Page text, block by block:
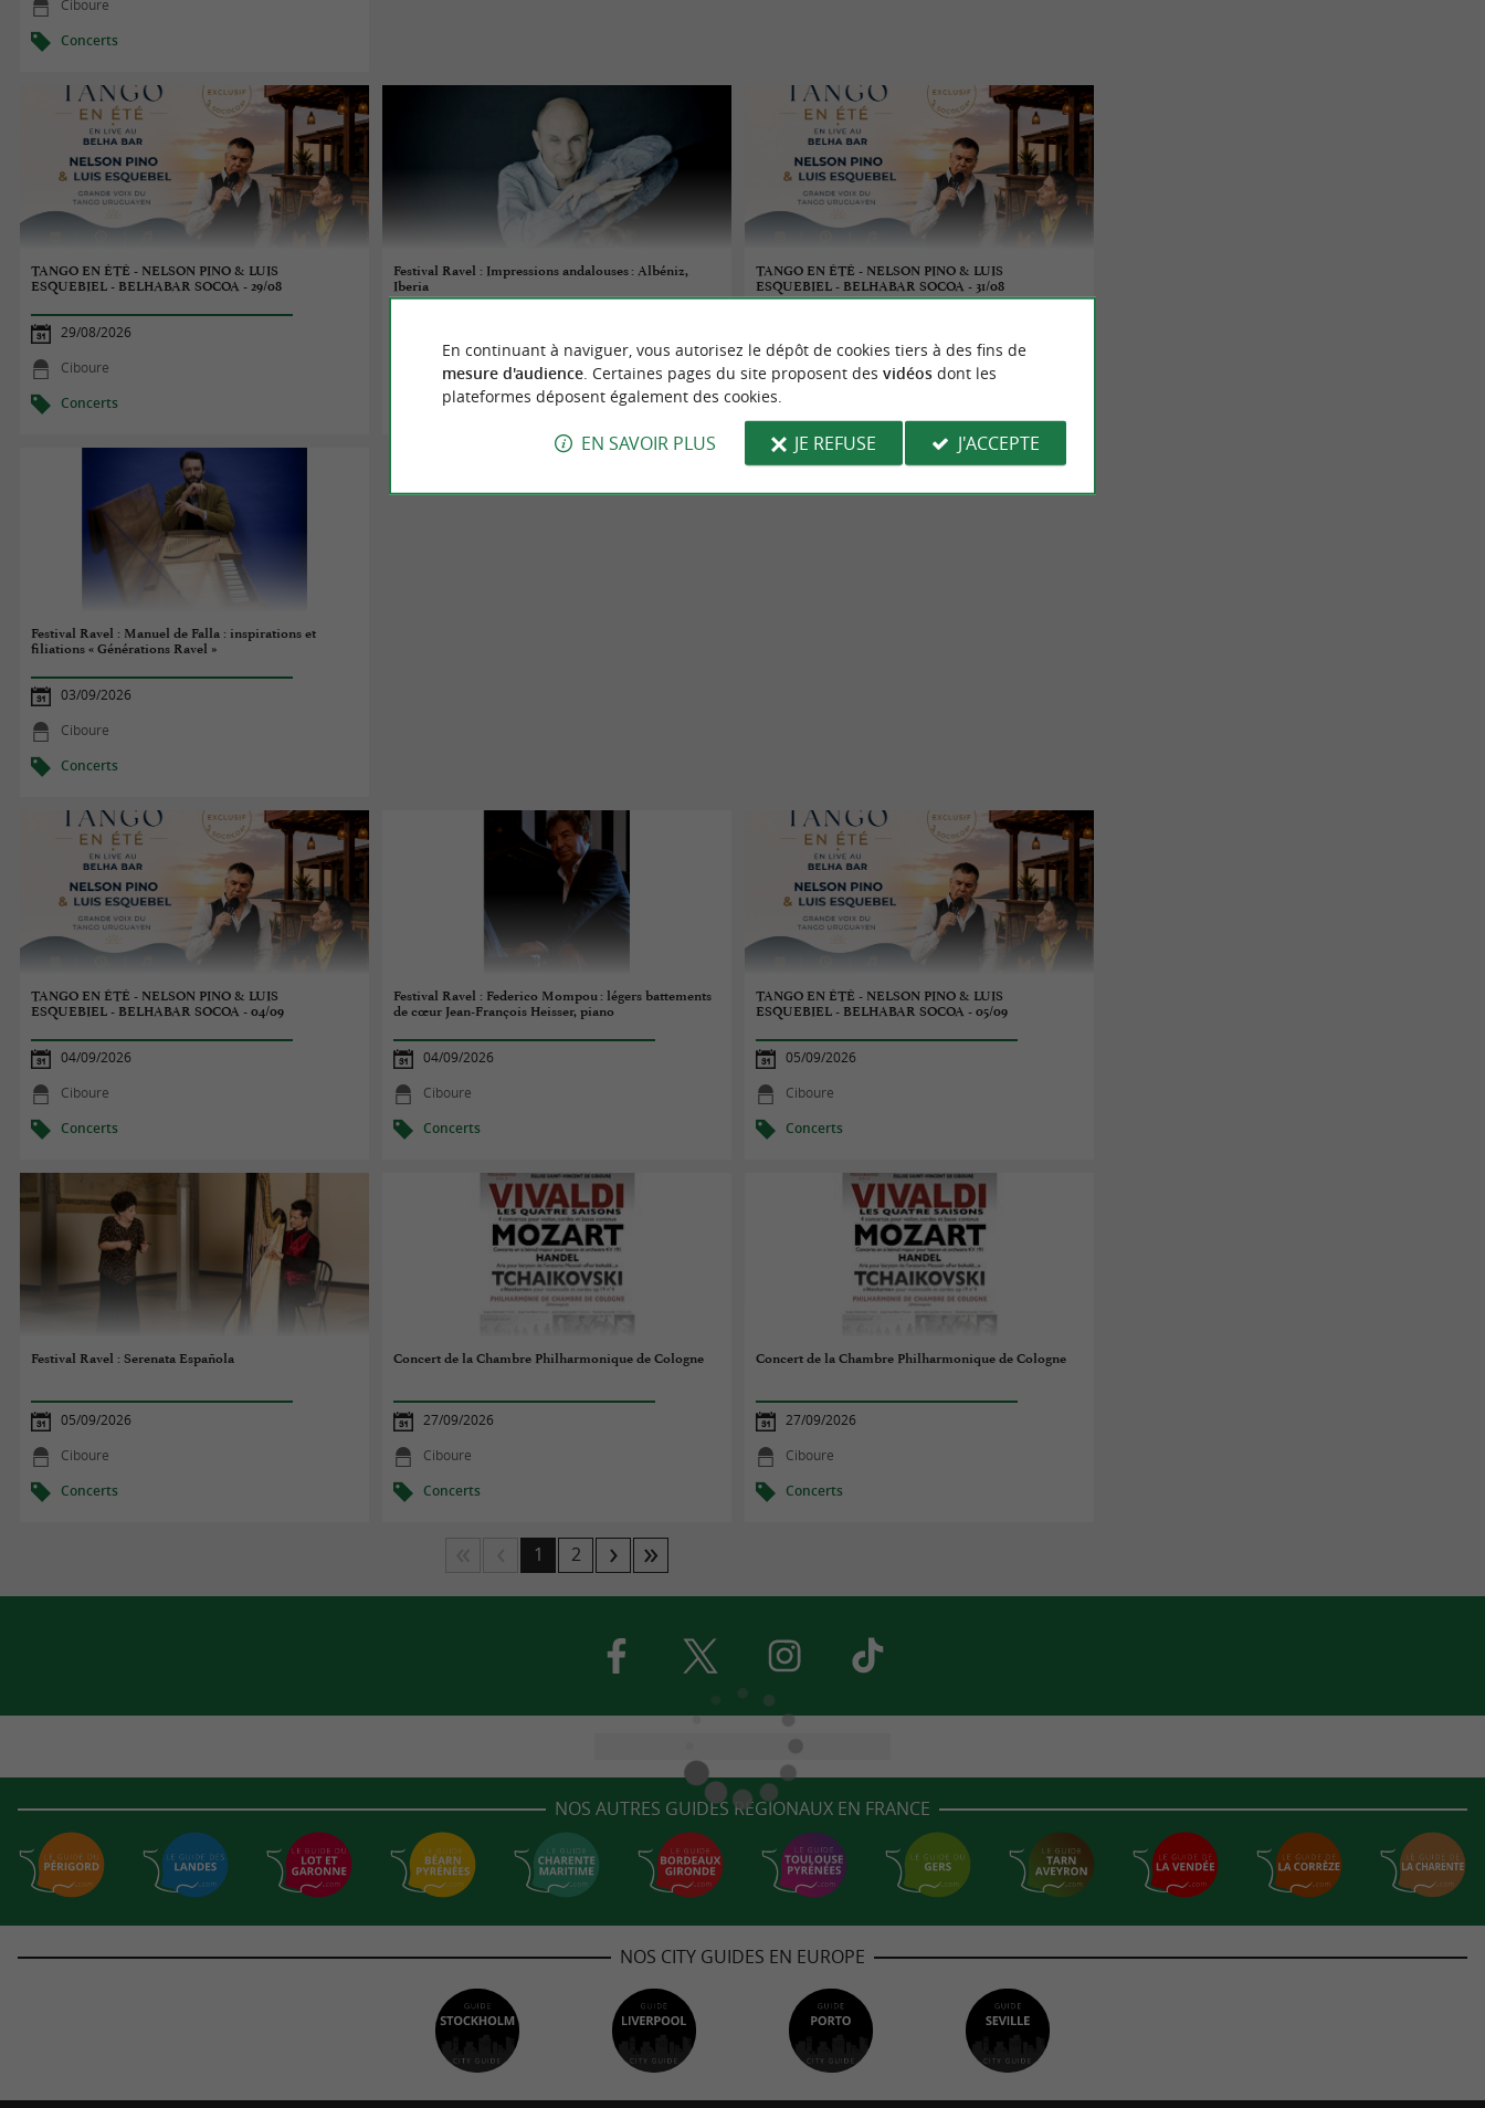
Ciboure
Concerts
TANGO EN ÉTÉ - NELSON PINO & LUIS
ESQUEBIEL - BELHABAR SOCOA - 29/08
29/08/2026
Ciboure
Concerts
Festival Ravel : Impressions andalouses : Albéniz,
Iberia
Ciboure
Concerts
TANGO EN ÉTÉ - NELSON PINO & LUIS
ESQUEBIEL - BELHABAR SOCOA - 31/08
Ciboure
Festival Ravel : Manuel de Falla : inspirations et
filiations « Générations Ravel »
03/09/2026
Ciboure
Concerts
TANGO EN ÉTÉ - NELSON PINO & LUIS
ESQUEBIEL - BELHABAR SOCOA - 04/09
04/09/2026
Ciboure
Concerts
Festival Ravel : Federico Mompou : légers battements
de cœur Jean-François Heisser, piano
04/09/2026
Ciboure
Concerts
TANGO EN ÉTÉ - NELSON PINO & LUIS
ESQUEBIEL - BELHABAR SOCOA - 05/09
05/09/2026
Ciboure
Concerts
Festival Ravel : Serenata Española
05/09/2026
Ciboure
Concerts
Concert de la Chambre Philharmonique de Cologne
27/09/2026
Ciboure
Concerts
Concert de la Chambre Philharmonique de Cologne
27/09/2026
Ciboure
Concerts
1 2
NOS AUTRES GUIDES RÉGIONAUX EN FRANCE
NOS CITY GUIDES EN EUROPE
En continuant à naviguer, vous autorisez le dépôt de cookies tiers à des fins de
mesure d'audience. Certaines pages du site proposent des vidéosdont les
plateformes déposent également des cookies.
EN SAVOIR PLUS JE REFUSE J'ACCEPTE